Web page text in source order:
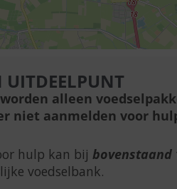
UITDEELPUNT
alleen
niet aanmelden voor
hulp kan bij bovenstaand
voedselbank.